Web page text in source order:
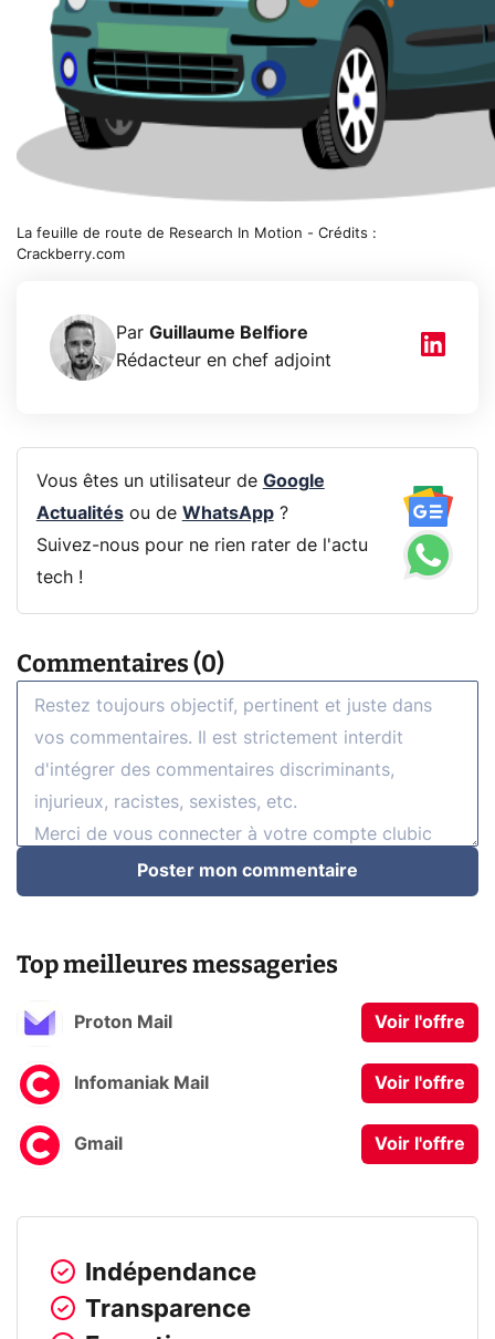
La feuille de route de Research In Motion - Crédits :
Crackberry.com
Par Guillaume Belfiore
Rédacteur en chef adjoint
Vous êtes un utilisateur de Google
Actualitésou de WhatsApp?
Suivez-nous pour ne rien rater de l'actu
tech !
Commentaires (0)
Poster mon commentaire
Top meilleures messageries
Proton Mail Voir l'offre
Infomaniak Mail Voir l'offre
Gmail Voir l'offre
Indépendance
Transparence